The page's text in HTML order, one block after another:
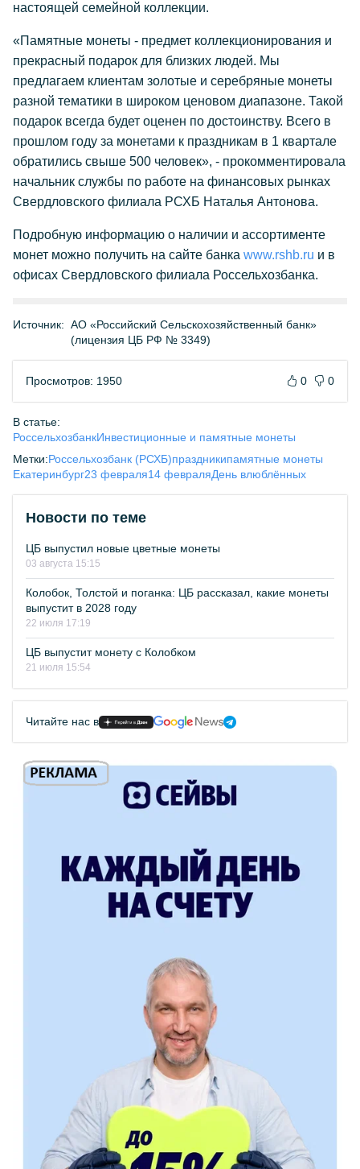
настоящей семейной коллекции.
«Памятные монеты - предмет коллекционирования и
прекрасный подарок для близких людей. Мы
предлагаем клиентам золотые и серебряные монеты
разной тематики в широком ценовом диапазоне. Такой
подарок всегда будет оценен по достоинству. Всего в
прошлом году за монетами к праздникам в 1 квартале
обратились свыше 500 человек», - прокомментировала
начальник службы по работе на финансовых рынках
Свердловского филиала РСХБ Наталья Антонова.
Подробную информацию о наличии и ассортименте
монет можно получить на сайте банка www.rshb.ru и в
офисах Свердловского филиала Россельхозбанка.
Источник: АО «Российский Сельскохозяйственный банк»
(лицензия ЦБ РФ № 3349)
Просмотров: 1950 0 0
В статье:
РоссельхозбанкИнвестиционные и памятные монеты
Метки:Россельхозбанк (РСХБ)праздникипамятные монеты
Екатеринбург23 февраля14 февраляДень влюблённых
Новости по теме
ЦБ выпустил новые цветные монеты
03 августа 15:15
Колобок, Толстой и поганка: ЦБ рассказал, какие монеты
выпустит в 2028 году
22 июля 17:19
ЦБ выпустит монету с Колобком
21 июля 15:54
Читайте нас в